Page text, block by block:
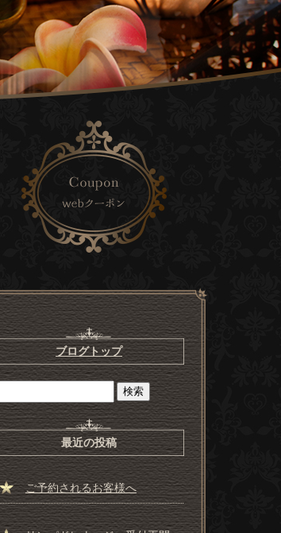
ブログトップ
最近の投稿
ご予約されるお客様へ